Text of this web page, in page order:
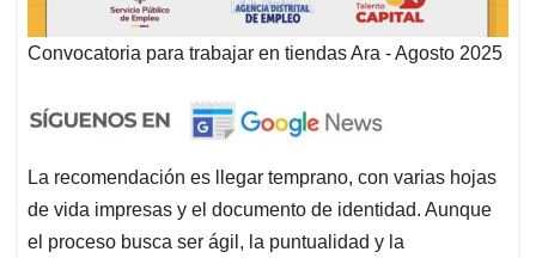
Convocatoria para trabajar en tiendas Ara - Agosto 2025
La recomendación es llegar temprano, con varias hojas
de vida impresas y el documento de identidad. Aunque
el proceso busca ser ágil, la puntualidad y la